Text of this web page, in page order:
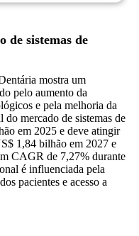
de sistemas de
mostra um
pelo aumento da
e pela melhoria da
mercado de sistemas de
em 2025 e deve atingir
1,84 bilhão em 2027 e
CAGR de 7,27% durante
é influenciada pela
pacientes e acesso a